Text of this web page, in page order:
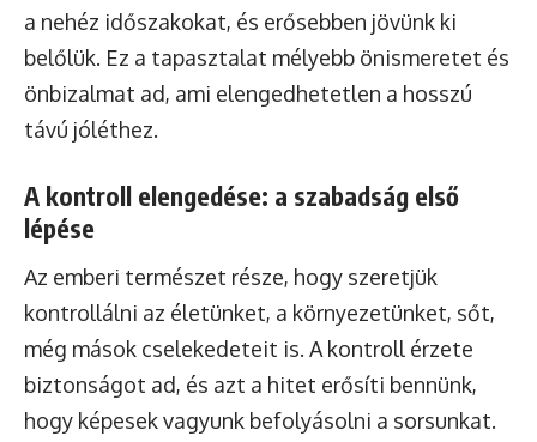
a nehéz időszakokat, és erősebben jövünk ki
belőlük. Ez a tapasztalat mélyebb önismeretet és
önbizalmat ad, ami elengedhetetlen a hosszú
távú jóléthez.
A kontroll elengedése: a szabadság első
lépése
Az emberi természet része, hogy szeretjük
kontrollálni az életünket, a környezetünket, sőt,
még mások cselekedeteit is. A kontroll érzete
biztonságot ad, és azt a hitet erősíti bennünk,
hogy képesek vagyunk befolyásolni a sorsunkat.